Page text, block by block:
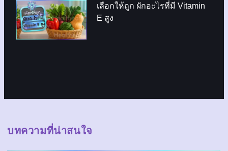
เลือกให้ถูก ผักอะไรที่มี Vitamin
E สูง
บทความที่น่าสนใจ